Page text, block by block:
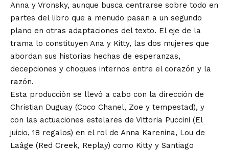
Anna y Vronsky, aunque busca centrarse sobre todo en
partes del libro que a menudo pasan a un segundo
plano en otras adaptaciones del texto. El eje de la
trama lo constituyen Ana y Kitty, las dos mujeres que
abordan sus historias hechas de esperanzas,
decepciones y choques internos entre el corazón y la
razón.
Esta producción se llevó a cabo con la dirección de
Christian Duguay (Coco Chanel, Zoe y tempestad), y
con las actuaciones estelares de Vittoria Puccini (El
juicio, 18 regalos) en el rol de Anna Karenina, Lou de
Laâge (Red Creek, Replay) como Kitty y Santiago